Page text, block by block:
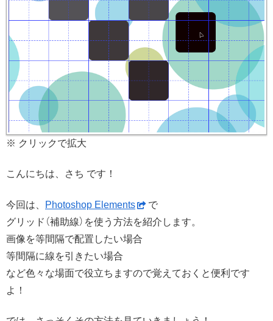
※ クリックで拡大
こんにちは、さち です！
今回は、 Photoshop Elements
で
グリッド（補助線）を使う方法を紹介します。
画像を等間隔で配置したい場合
等間隔に線を引きたい場合
など色々な場面で役立ちますので覚えておくと便利です
よ！